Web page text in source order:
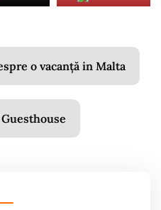
o vacanță in Malta